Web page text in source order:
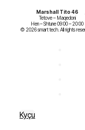
Marshall Tito 46
Tetove – Maqedoni
Hen – Shtune 09:00 – 20:00
Kyçu